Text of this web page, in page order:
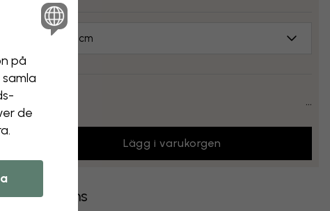
70x50 cm
...
Lägg i varukorgen
Leverans
på
de